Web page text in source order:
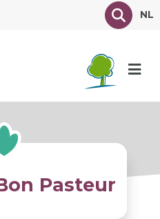
TexteNL
Pasteur